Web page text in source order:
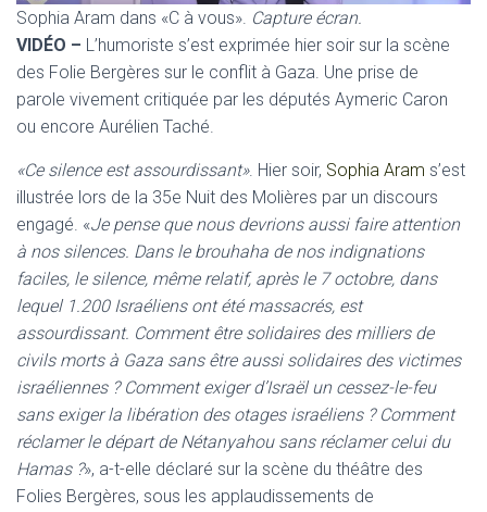
Sophia Aram dans «C à vous». Capture écran.
VIDÉO – L’humoriste s’est exprimée hier soir sur la scène
des Folie Bergères sur le conflit à Gaza. Une prise de
parole vivement critiquée par les députés Aymeric Caron
ou encore Aurélien Taché.
«Ce silence est assourdissant». Hier soir, Sophia Aram s’est
illustrée lors de la 35e Nuit des Molières par un discours
engagé. «Je pense que nous devrions aussi faire attention
à nos silences. Dans le brouhaha de nos indignations
faciles, le silence, même relatif, après le 7 octobre, dans
lequel 1.200 Israéliens ont été massacrés, est
assourdissant. Comment être solidaires des milliers de
civils morts à Gaza sans être aussi solidaires des victimes
israéliennes ? Comment exiger d’Israël un cessez-le-feu
sans exiger la libération des otages israéliens ? Comment
réclamer le départ de Nétanyahou sans réclamer celui du
Hamas ?», a-t-elle déclaré sur la scène du théâtre des
Folies Bergères, sous les applaudissements de